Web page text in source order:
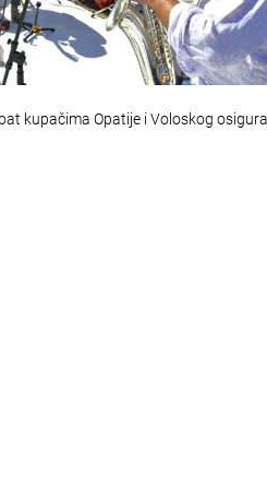
kupačima Opatije i Voloskog